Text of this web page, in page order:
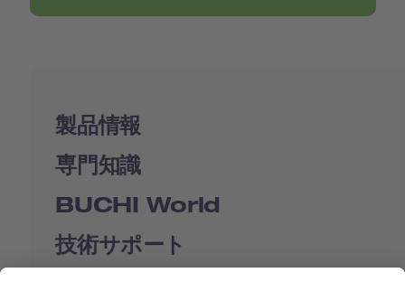
製品情報
専門知識
BUCHI World
技術サポート